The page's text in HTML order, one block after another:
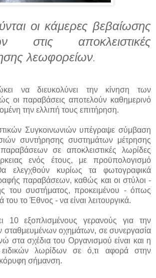
οι κάμερες βεβαίωσης
στις αποκλειστικές
λεωφορείων.
να διευκολύνει την κίνηση των
οι παραβάσεις αποτελούν καθημερινό
την ελλιπή τους επιτήρηση.
Συγκοινωνιών υπέγραψε σύμβαση
συντήρησης συστημάτων μέτρησης
σε αποκλειστικές λωρίδες
ενός έτους, με προϋπολογισμό
ελεγχθούν κυρίως τα φωτογραφικά
παραβάσεων, καθώς και οι στύλοι -
του συστήματος, προκειμένου - όπως
του το Έθνος - να είναι λειτουργικά.
10 εξοπλισμένους γερανούς για την
οχημάτων, σε συνεργασία
στα σχέδια του Οργανισμού είναι και η
λωρίδων σε ό,τι αφορά στην
σήμανση.